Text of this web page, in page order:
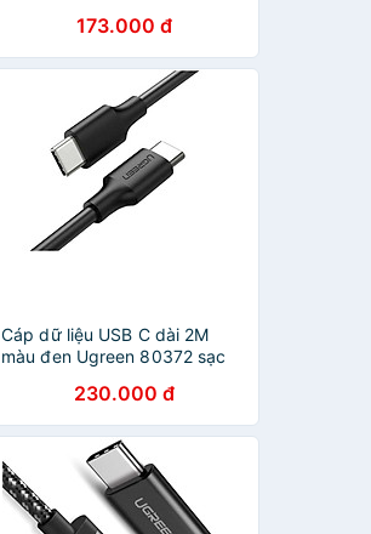
HÀNG CHÍNH HÃNG
173.000 đ
Cáp dữ liệu USB C dài 2M
màu đen Ugreen 80372 sạc
trợ sạc nhanh Us300 - HÀNG
CHÍNH HÃNG
230.000 đ